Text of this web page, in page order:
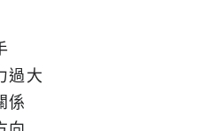
過大
係